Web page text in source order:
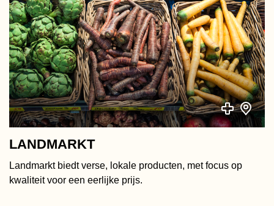
LANDMARKT
Landmarkt biedt verse, lokale producten, met focus op
kwaliteit voor een eerlijke prijs.